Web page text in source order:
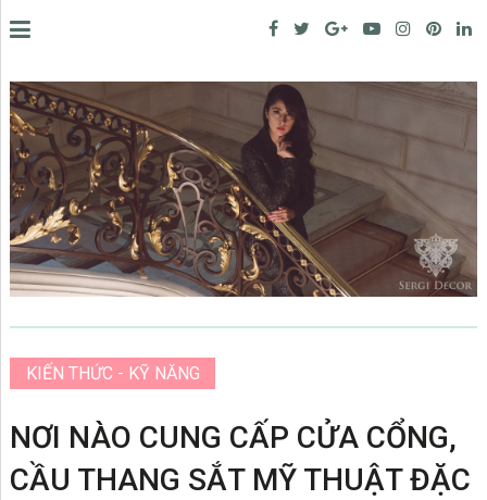
KIẾN THỨC - KỸ NĂNG
NƠI NÀO CUNG CẤP CỬA CỔNG,
CẦU THANG SẮT MỸ THUẬT ĐẶC